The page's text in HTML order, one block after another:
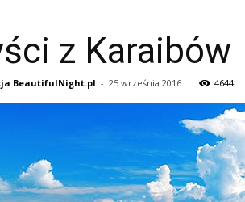
z Karaibów
BeautifulNight.pl - 25 września 2016 4644